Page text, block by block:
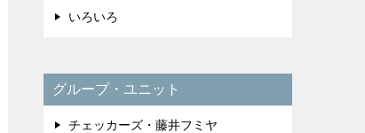
いろいろ
グループ・ユニット
チェッカーズ・藤井フミヤ